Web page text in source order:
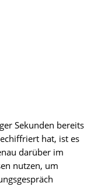
Sekunden bereits
hat, ist es
darüber im
nutzen, um